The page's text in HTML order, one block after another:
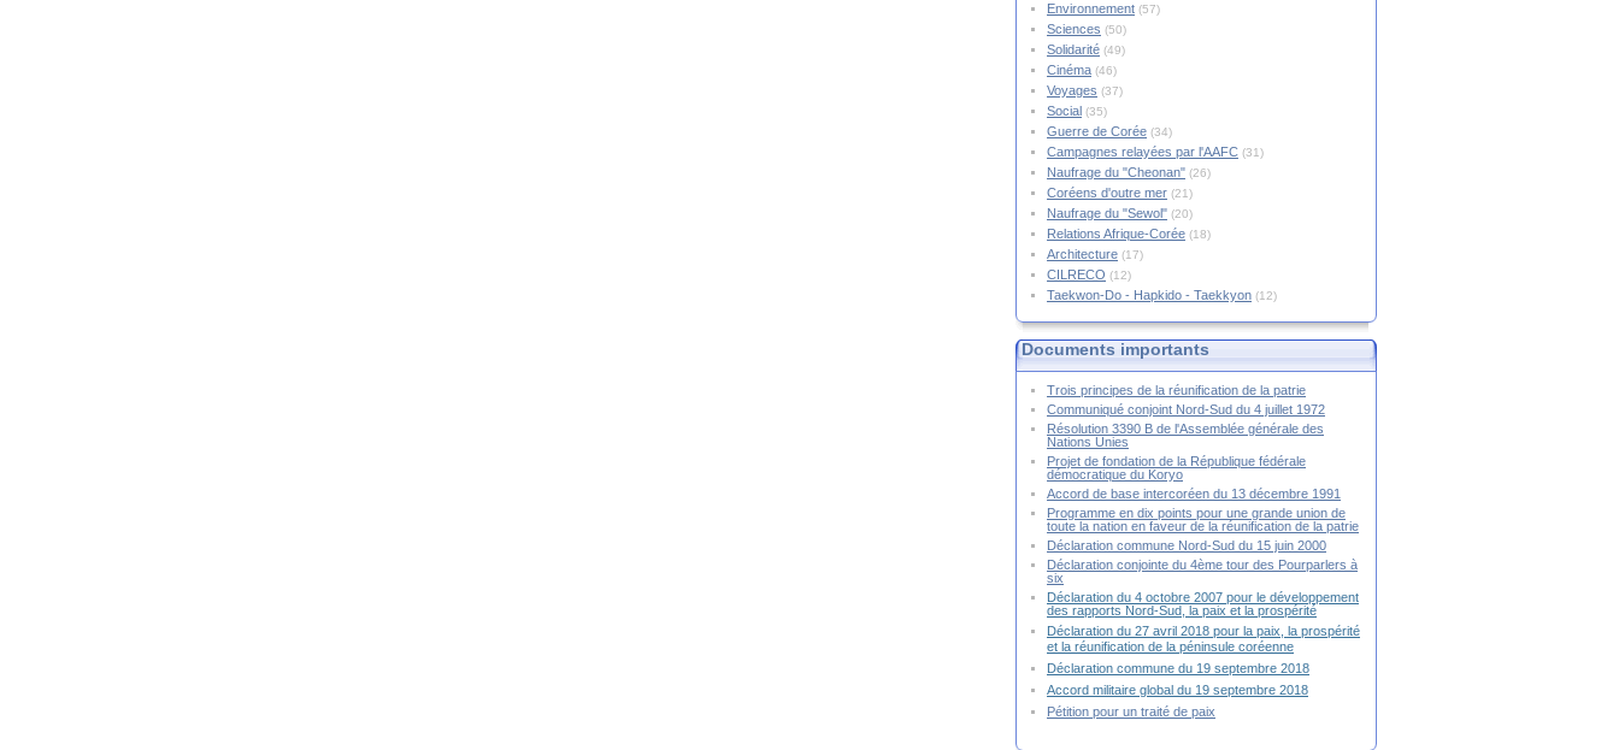
Environnement (57)
Sciences (50)
Solidarité (49)
Cinéma (46)
Voyages (37)
Social (35)
Guerre de Corée (34)
Campagnes relayées par l'AAFC (31)
Naufrage du "Cheonan" (26)
Coréens d'outre mer (21)
Naufrage du "Sewol" (20)
Relations Afrique-Corée (18)
Architecture (17)
CILRECO (12)
Taekwon-Do - Hapkido - Taekkyon (12)
Documents importants
Trois principes de la réunification de la patrie
Communiqué conjoint Nord-Sud du 4 juillet 1972
Résolution 3390 B de l'Assemblée générale des
Nations Unies
Projet de fondation de la République fédérale
démocratique du Koryo
Accord de base intercoréen du 13 décembre 1991
Programme en dix points pour une grande union de
toute la nation en faveur de la réunification de la patrie
Déclaration commune Nord-Sud du 15 juin 2000
Déclaration conjointe du 4ème tour des Pourparlers à
six
Déclaration du 4 octobre 2007 pour le développement
des rapports Nord-Sud, la paix et la prospérité
Déclaration du 27 avril 2018 pour la paix, la prospérité
et la réunification de la péninsule coréenne
Déclaration commune du 19 septembre 2018
Accord militaire global du 19 septembre 2018
Pétition pour un traité de paix